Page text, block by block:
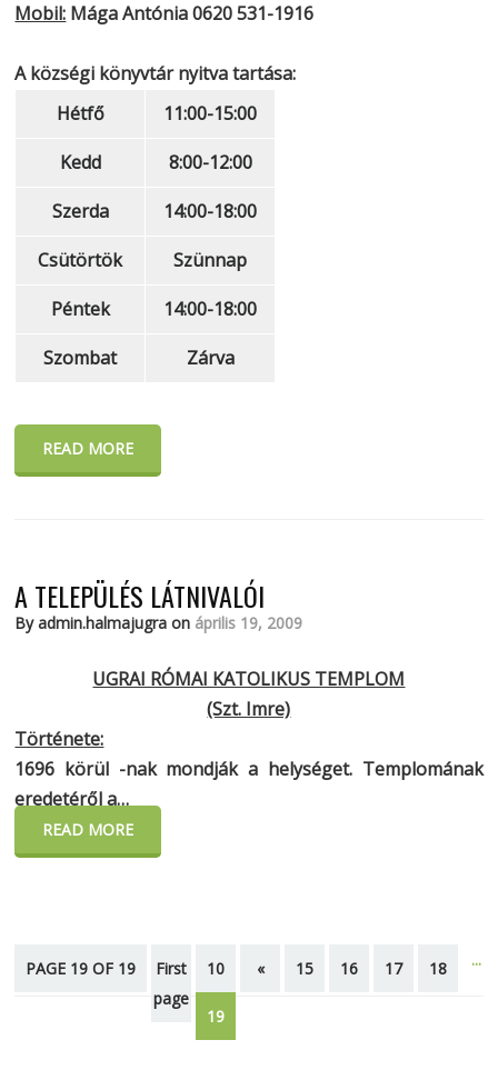
Mobil: Mága Antónia 0620 531-1916
A községi könyvtár nyitva tartása:
Hétfő
11:00-15:00
Kedd
8:00-12:00
Szerda
14:00-18:00
Csütörtök
Szünnap
Péntek
14:00-18:00
Szombat
Zárva
READ MORE
A TELEPÜLÉS LÁTNIVALÓI
By admin.halmajugra on április 19, 2009
UGRAI RÓMAI KATOLIKUS TEMPLOM
(Szt. Imre)
Története:
1696 körül -nak mondják a helységet. Templomának
eredetéről a…
READ MORE
PAGE 19 OF 19
First
page
...
10 « 15 16 17 18
19